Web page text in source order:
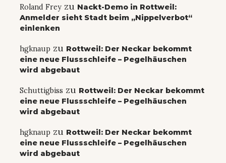
Roland Frey zu Nackt-Demo in Rottweil:
Anmelder sieht Stadt beim „Nippelverbot“
einlenken
hgknaup zu Rottweil: Der Neckar bekommt
eine neue Flussschleife – Pegelhäuschen
wird abgebaut
Schuttigbiss zu Rottweil: Der Neckar bekommt
eine neue Flussschleife – Pegelhäuschen
wird abgebaut
hgknaup zu Rottweil: Der Neckar bekommt
eine neue Flussschleife – Pegelhäuschen
wird abgebaut